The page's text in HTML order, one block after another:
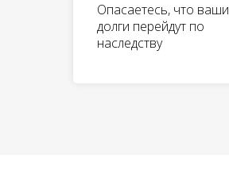
Опасаетесь, что ваши
долги перейдут по
наследству